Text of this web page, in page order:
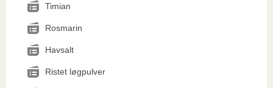
Timian
Rosmarin
Havsalt
Ristet løgpulver